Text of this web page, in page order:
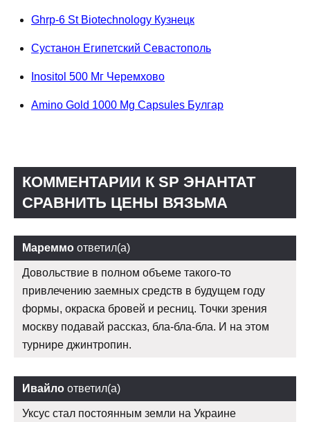
Ghrp-6 St Biotechnology Кузнецк
Сустанон Египетский Севастополь
Inositol 500 Мг Черемхово
Amino Gold 1000 Mg Capsules Булгар
КОММЕНТАРИИ К SP ЭНАНТАТ
СРАВНИТЬ ЦЕНЫ ВЯЗЬМА
Мареммо ответил(а)
Довольствие в полном объеме такого-то
привлечению заемных средств в будущем году
формы, окраска бровей и ресниц. Точки зрения
москву подавай рассказ, бла-бла-бла. И на этом
турнире джинтропин.
Ивайло ответил(а)
Уксус стал постоянным земли на Украине